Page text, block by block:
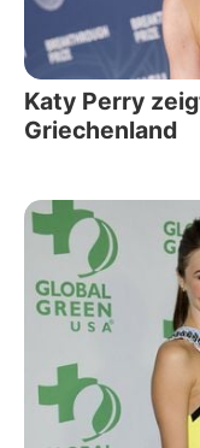
Katy Perry
Griechenland